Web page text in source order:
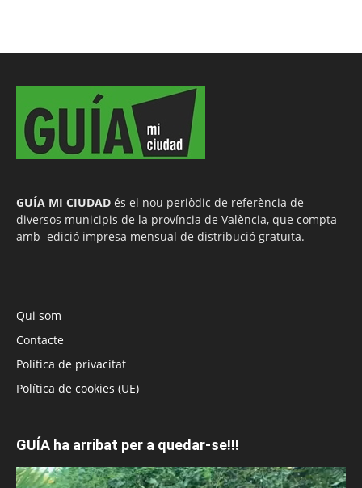
GUÍA MI CIUDAD és el nou periòdic de referència de
diversos municipis de la província de València, que compta
amb edició impresa mensual de distribució gratuïta.
Qui som
Contacte
Política de privacitat
Política de cookies (UE)
GUÍA ha arribat per a quedar-se!!!
Reproductor